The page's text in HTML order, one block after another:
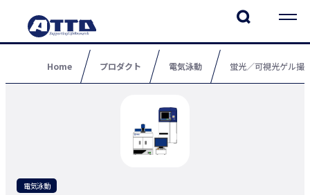
Home プロダクト 電気泳動 蛍光／可視光ゲル撮
電気泳動